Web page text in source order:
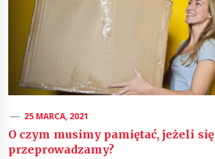
25 MARCA, 2021
O czym musimy pamiętać, jeżeli się
przeprowadzamy?